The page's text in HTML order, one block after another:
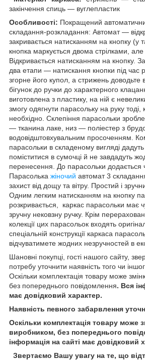
закінчення спиць — вуглепластик
Особливості: Покращений
складання-розкладання: Автомат —
закривається натисканням на кнопку (у
кнопка маркується двома стрілками,
Відкривається натисканням на кнопку.
два етапи — натискання кнопки під час
згорне його купол, а стрижень доводьте
бігунок до ручки до характерного
виготовлена з пластику, на ній є
змогу одягнути парасольку на руку
необхідно. Склепіння парасольки
— тканина лаке, низ — поліестер з
водовідштовхувальним просоченням.
парасольки в складеному вигляді дадуть
поміститися в сумочці й не завдадуть
перенесення. До парасольки додається
Парасолька жіночий автомат 3
захист від дощу та вітру. Простий і
Одним легким натисканням на кнопку
розкривається, каркас парасольки має
зручну нековзну ручку. Крім
колекції цих парасольок входять
спеціальній конструкції каркаса
відчуватимете жодних незручностей в
Шановні покупці, гості нашого сайту,
потребу уточнити наявність того чи
Оскільки комплектація товару може
без попереднього повідомлення. Вся
має довідковий характер.
Наявність певного забарвлення
Оскільки комплектація товару може
виробником, без попереднього
інформація на сайті має довідковий
Звертаємо Вашу увагу на те, що